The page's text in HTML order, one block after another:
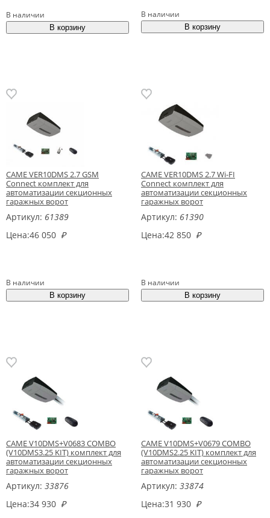
В наличии В наличии
CAME VER10DMS 2.7 GSM
Connect комплект для
автоматизации секционных
гаражных ворот
Артикул: 61389
Цена:46 050 ₽
В наличии
CAME VER10DMS 2.7 Wi-FI
Connect комплект для
автоматизации секционных
гаражных ворот
Артикул: 61390
Цена:42 850 ₽
В наличии
CAME V10DMS+V0683 COMBO
(V10DMS3.25 KIT) комплект для
автоматизации секционных
гаражных ворот
Артикул: 33876
Цена:34 930 ₽
CAME V10DMS+V0679 COMBO
(V10DMS2.25 KIT) комплект для
автоматизации секционных
гаражных ворот
Артикул: 33874
Цена:31 930 ₽